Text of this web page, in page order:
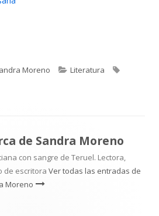
Moreno Categorías
Literatura
de Sandra Moreno
con sangre de Teruel. Lectora,
de escritora Ver todas las entradas de
Moreno